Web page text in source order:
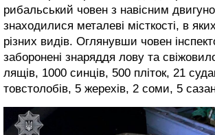
рибальський човен з навісним
знаходилися металеві місткості, в
різних видів. Оглянувши човен
заборонені знаряддя лову та
лящів, 1000 синців, 500 пліток, 21
товстолобів, 5 жерехів, 2 соми, 5